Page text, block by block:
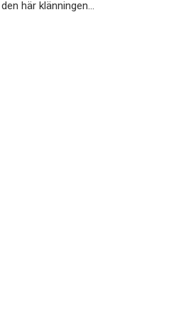
här klänningen…